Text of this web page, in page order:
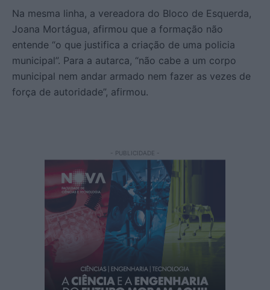
Na mesma linha, a vereadora do Bloco de Esquerda,
Joana Mortágua, afirmou que a formação não
entende “o que justifica a criação de uma policia
municipal”. Para a autarca, “não cabe a um corpo
municipal nem andar armado nem fazer as vezes de
força de autoridade”, afirmou.
- PUBLICIDADE -